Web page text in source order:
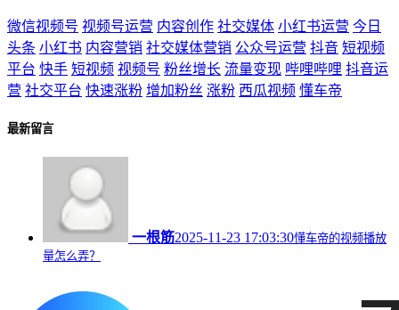
微信视频号 视频号运营 内容创作 社交媒体 小红书运营 今日
头条 小红书 内容营销 社交媒体营销 公众号运营 抖音 短视频
平台 快手 短视频 视频号 粉丝增长 流量变现 哔哩哔哩 抖音运
营 社交平台 快速涨粉 增加粉丝 涨粉 西瓜视频 懂车帝
最新留言
一根筋2025-11-23 17:03:30懂车帝的视频播放
量怎么弄？